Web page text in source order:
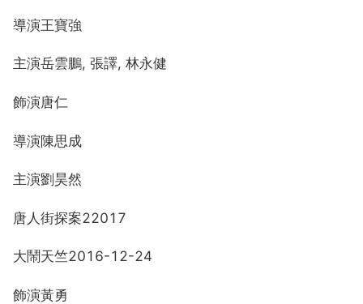
導演王寶強
主演岳雲鵬, 張譯, 林永健
飾演唐仁
導演陳思成
主演劉昊然
唐人街探案22017
大鬧天竺2016-12-24
飾演黃勇